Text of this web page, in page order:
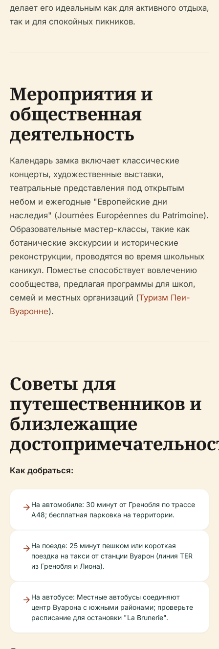
делает его идеальным как для активного отдыха,
так и для спокойных пикников.
Мероприятия и
общественная
деятельность
Календарь замка включает классические
концерты, художественные выставки,
театральные представления под открытым
небом и ежегодные "Европейские дни
наследия" (Journées Européennes du Patrimoine).
Образовательные мастер-классы, такие как
ботанические экскурсии и исторические
реконструкции, проводятся во время школьных
каникул. Поместье способствует вовлечению
сообщества, предлагая программы для школ,
семей и местных организаций (Туризм Пеи-
Вуаронне).
Советы для
путешественников и
близлежащие
Как добраться:
На автомобиле: 30 минут от Гренобля по трассе
A48; бесплатная парковка на территории.
На поезде: 25 минут пешком или короткая
поездка на такси от станции Вуарон (линия TER
из Гренобля и Лиона).
На автобусе: Местные автобусы соединяют
центр Вуарона с южными районами; проверьте
расписание для остановки "La Brunerie".